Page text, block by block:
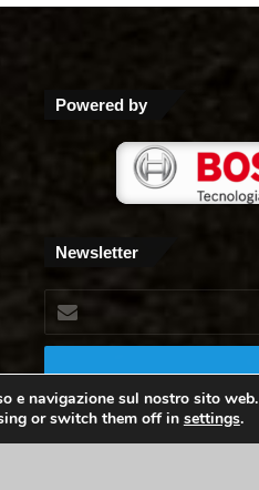
Powered by
Newsletter
tuo
indirizzo
mail
e navigazione sul nostro sito web.
or switch them off in settings.